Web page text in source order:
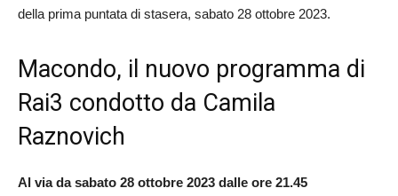
della prima puntata di stasera, sabato 28 ottobre 2023.
Macondo, il nuovo programma di
Rai3 condotto da Camila
Raznovich
Al via da sabato 28 ottobre 2023 dalle ore 21.45